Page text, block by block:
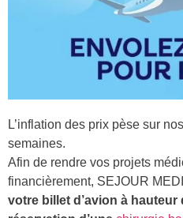
L’inflation des prix pèse sur
semaines.
Afin de rendre vos projets
financièrement, SEJOUR
votre billet d’avion à